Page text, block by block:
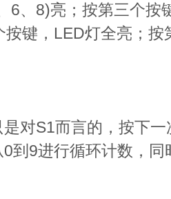
6、8)亮；按第三个按
按键，LED灯全亮；
对S1而言的，按下
0到9进行循环计数，